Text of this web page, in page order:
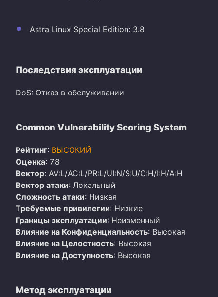
Astra Linux Special Edition: 3.8
Последствия эксплуатации
DoS: Отказ в обслуживании
Common Vulnerability Scoring System
Рейтинг: ВЫСОКИЙ
Оценка: 7.8
Вектор: AV:L/AC:L/PR:L/UI:N/S:U/C:H/I:H/A:H
Вектор атаки: Локальный
Сложность атаки: Низкая
Требуемые привилегии: Низкие
Границы эксплуатации: Неизменный
Влияние на Конфиденциальность: Высокая
Влияние на Целостность: Высокая
Влияние на Доступность: Высокая
Метод эксплуатации